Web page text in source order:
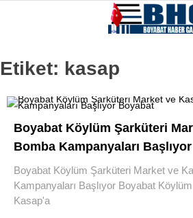
Etiket: kasap
Boyabat Köylüm Şarküteri
Bomba Kampanyaları Başlıyor
Boyabat Köylüm Şarküteri Market ve
Kampanyaları Başlıyor Boyabat
Kasap'a